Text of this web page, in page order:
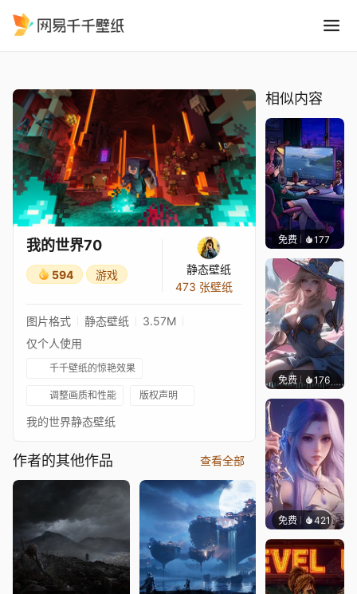
我的世界70
594 游戏
静态壁纸
473 张壁纸
图片格式 静态壁纸
3.57M
仅个人使用
千千壁纸的惊艳效果
调整画质和性能 版权声明
我的世界静态壁纸
作者的其他作品 查看全部
相似内容
免费 177
免费 176｡
免费 421好看